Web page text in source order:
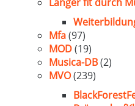
Mfa(97)
MOD(19)
Musica-DB(2)
MVO(239)